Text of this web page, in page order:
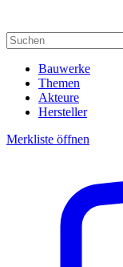
Bauwerke
Themen
Akteure
Hersteller
Merkliste öffnen